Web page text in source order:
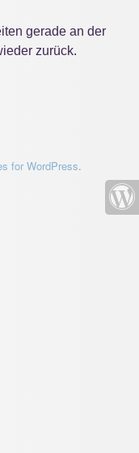
gerade an der
zurück.
for WordPress.